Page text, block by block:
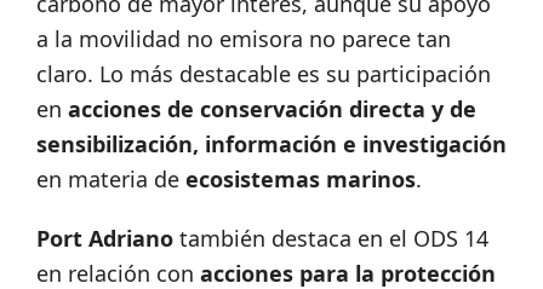
a la movilidad no emisora no parece tan
claro. Lo más destacable es su participación
en acciones de conservación directa y de
sensibilización, información e investigación
en materia de ecosistemas marinos.
Port Adriano también destaca en el ODS 14
en relación con acciones para la protección